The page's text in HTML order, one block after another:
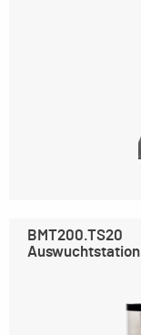
BMT200.TS20
Auswuchtstation